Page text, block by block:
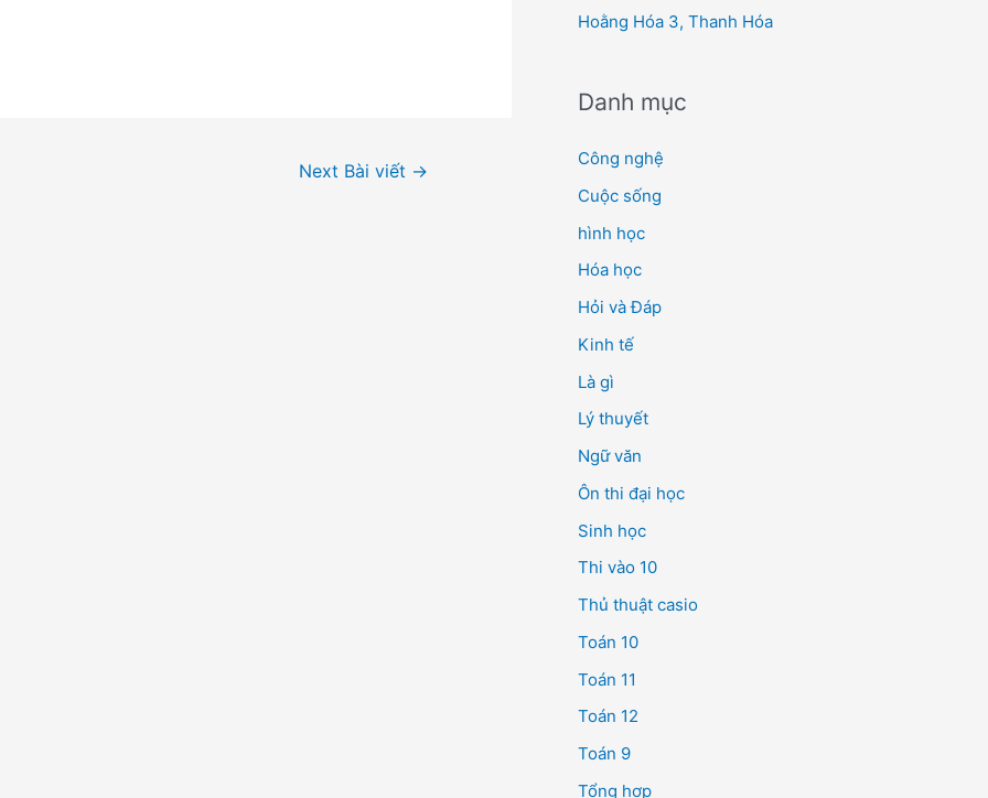
Next Bài viết →
Hoằng Hóa 3, Thanh Hóa
Danh mục
Công nghệ
Cuộc sống
hình học
Hóa học
Hỏi và Đáp
Kinh tế
Là gì
Lý thuyết
Ngữ văn
Ôn thi đại học
Sinh học
Thi vào 10
Thủ thuật casio
Toán 10
Toán 11
Toán 12
Toán 9
Tổng hợp